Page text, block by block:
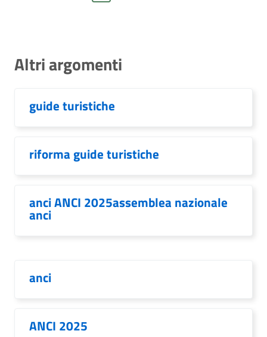
Altri argomenti
guide turistiche
riforma guide turistiche
anci ANCI 2025assemblea nazionale
anci
anci
ANCI 2025